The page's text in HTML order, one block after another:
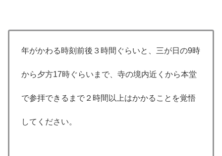
年がかわる時刻前後３時間ぐらいと、三が日の9時
から夕方17時ぐらいまで、寺の境内近くから本堂
で参拝できるまで２時間以上はかかることを覚悟
してください。